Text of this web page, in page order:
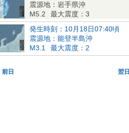
震源地：岩手県沖
M5.2
最大震度：3
発生時刻：10月18日07:40頃
震源地：能登半島沖
M3.1
最大震度：2
前日 翌日